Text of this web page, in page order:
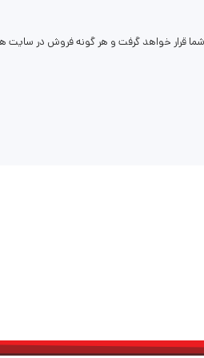
قرار خواهد گرفت و هر گونه فروش در سایت